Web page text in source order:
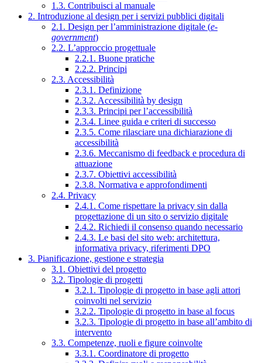
1.3. Contribuisci al manuale
2. Introduzione al design per i servizi pubblici digitali
2.1. Design per l’amministrazione digitale (e-
government)
2.2. L’approccio progettuale
2.2.1. Buone pratiche
2.2.2. Principi
2.3. Accessibilità
2.3.1. Definizione
2.3.2. Accessibilità by design
2.3.3. Principi per l’accessibilità
2.3.4. Linee guida e criteri di successo
2.3.5. Come rilasciare una dichiarazione di
accessibilità
2.3.6. Meccanismo di feedback e procedura di
attuazione
2.3.7. Obiettivi accessibilità
2.3.8. Normativa e approfondimenti
2.4. Privacy
2.4.1. Come rispettare la privacy sin dalla
progettazione di un sito o servizio digitale
2.4.2. Richiedi il consenso quando necessario
2.4.3. Le basi del sito web: architettura,
informativa privacy, riferimenti DPO
3. Pianificazione, gestione e strategia
3.1. Obiettivi del progetto
3.2. Tipologie di progetti
3.2.1. Tipologie di progetto in base agli attori
coinvolti nel servizio
3.2.2. Tipologie di progetto in base al focus
3.2.3. Tipologie di progetto in base all’ambito di
intervento
3.3. Competenze, ruoli e figure coinvolte
3.3.1. Coordinatore di progetto